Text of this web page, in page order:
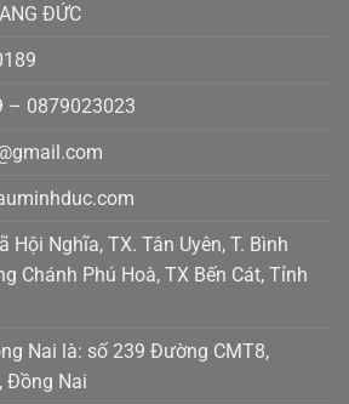
ĐỨC
– 0879023023
Hội Nghĩa, TX. Tân Uyên, T. Bình
Chánh Phú Hoà, TX Bến Cát, Tỉnh
Nai là: số 239 Đường CMT8,
Đồng Nai